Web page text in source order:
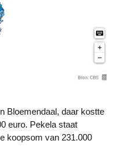
euro. Pekela staat
koopsom van 231.000